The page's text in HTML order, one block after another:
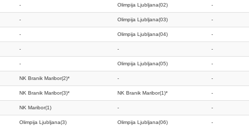
- Olimpija Ljubljana(02) -
- Olimpija Ljubljana(03) -
- Olimpija Ljubljana(04) -
- - -
- Olimpija Ljubljana(05) -
NK Branik Maribor(2)* - -
NK Branik Maribor(3)* NK Branik Maribor(1)* -
NK Maribor(1) - -
Olimpija Ljubljana(3) Olimpija Ljubljana(06) -